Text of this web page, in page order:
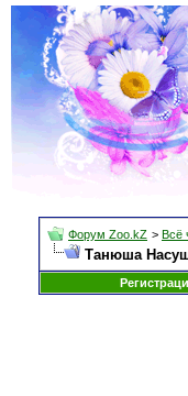
Форум Zoo.kZ > Всё
Танюша